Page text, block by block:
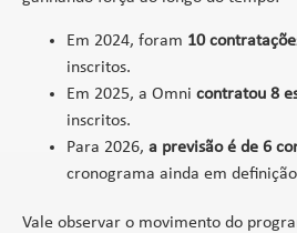
Em 2024, foram 10
inscritos.
Em 2025, a Omni contratou 8
inscritos.
Para 2026, a previsão é de 6
cronograma ainda em
Vale observar o movimento do